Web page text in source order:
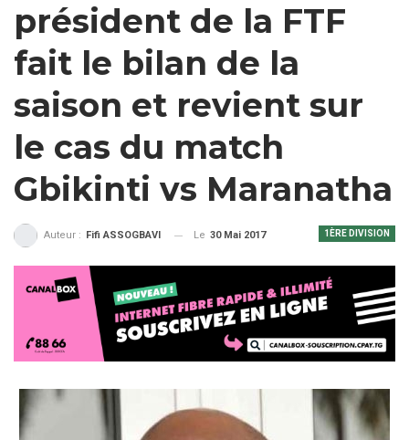
président de la FTF
fait le bilan de la
saison et revient sur
le cas du match
Gbikinti vs Maranatha
1ÈRE DIVISION
Auteur : Fifi ASSOGBAVI Le 30 Mai 2017